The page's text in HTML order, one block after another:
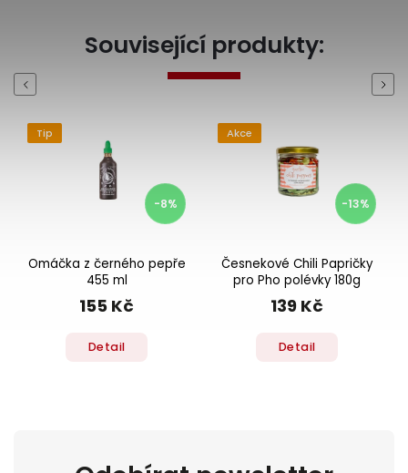
Související produkty:
Previous
Tip
-8%
Omáčka z černého pepře
455 ml
155 Kč
Detail
Akce
-13%
Česnekové Chili Papričky
pro Pho polévky 180g
139 Kč
Detail
Next